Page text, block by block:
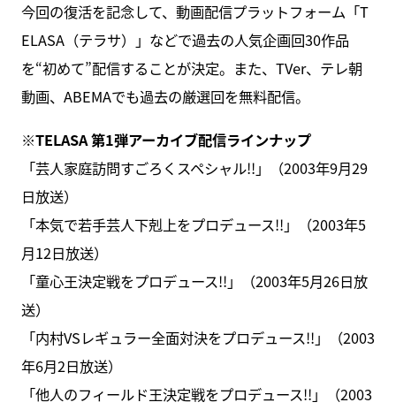
今回の復活を記念して、動画配信プラットフォーム「T
ELASA（テラサ）」などで過去の人気企画回30作品
を“初めて”配信することが決定。また、TVer、テレ朝
動画、ABEMAでも過去の厳選回を無料配信。
※TELASA 第1弾アーカイブ配信ラインナップ
「芸人家庭訪問すごろくスペシャル!!」（2003年9月29
日放送）
「本気で若手芸人下剋上をプロデュース!!」（2003年5
月12日放送）
「童心王決定戦をプロデュース!!」（2003年5月26日放
送）
「内村VSレギュラー全面対決をプロデュース!!」（2003
年6月2日放送）
「他人のフィールド王決定戦をプロデュース!!」（2003